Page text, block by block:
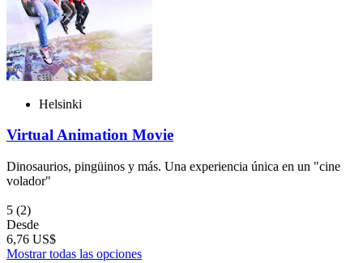
Helsinki
Virtual Animation Movie
Dinosaurios, pingüinos y más. Una experiencia única en un "cine
volador"
5 (2)
Desde
6,76 US$
Mostrar todas las opciones